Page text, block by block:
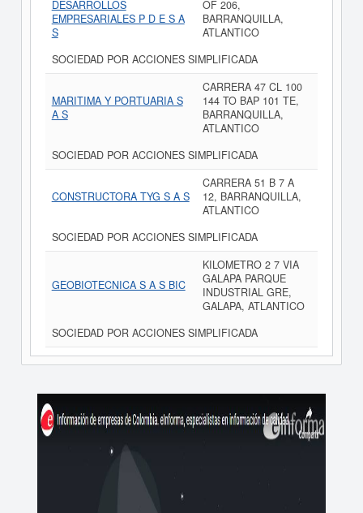
DESARROLLOS
EMPRESARIALES P D E S A
S
OF 206,
BARRANQUILLA,
ATLANTICO
SOCIEDAD POR ACCIONES SIMPLIFICADA
MARITIMA Y PORTUARIA S
A S
CARRERA 47 CL 100
144 TO BAP 101 TE,
BARRANQUILLA,
ATLANTICO
SOCIEDAD POR ACCIONES SIMPLIFICADA
CONSTRUCTORA TYG S A S
CARRERA 51 B 7 A
12, BARRANQUILLA,
ATLANTICO
SOCIEDAD POR ACCIONES SIMPLIFICADA
GEOBIOTECNICA S A S BIC
KILOMETRO 2 7 VIA
GALAPA PARQUE
INDUSTRIAL GRE,
GALAPA, ATLANTICO
SOCIEDAD POR ACCIONES SIMPLIFICADA